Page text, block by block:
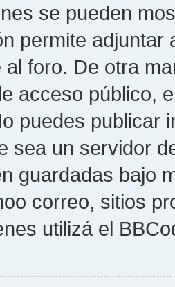
se pueden
permite
al foro. De otra
acceso público,
puedes publicar
sea un servidor
guardadas bajo
correo, sitios
utilizá el